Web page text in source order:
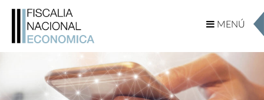
MENÚ
MENÚ